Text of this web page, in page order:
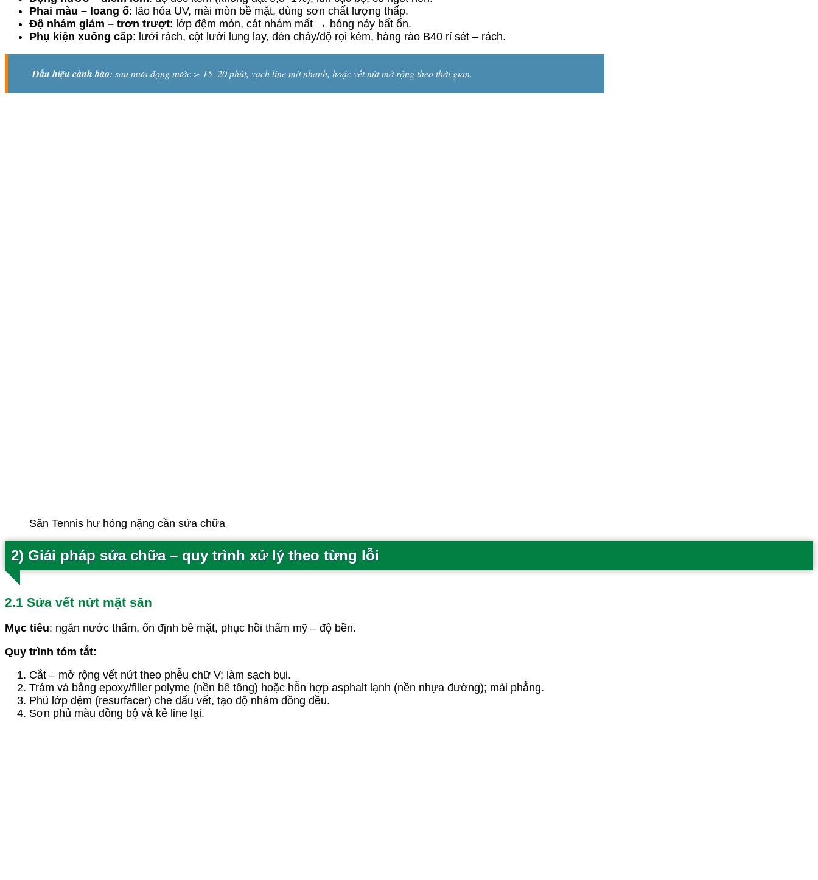
Phai màu – loang ố: lão hóa UV, mài mòn bề mặt, dùng sơn chất lượng thấp.
Độ nhám giảm – trơn trượt: lớp đệm mòn, cát nhám mất → bóng nảy bất ổn.
Phụ kiện xuống cấp: lưới rách, cột lưới lung lay, đèn cháy/độ rọi kém, hàng rào B40 rỉ sét – rách.
Dấu hiệu cảnh báo: sau mưa đọng nước > 15–20 phút, vạch line mờ nhanh, hoặc vết nứt mở rộng theo thời gian.
Sân Tennis hư hỏng nặng cần sửa chữa
2) Giải pháp sửa chữa – quy trình xử lý theo từng lỗi
2.1 Sửa vết nứt mặt sân
Mục tiêu: ngăn nước thấm, ổn định bề mặt, phục hồi thẩm mỹ – độ bền.
Quy trình tóm tắt:
Cắt – mở rộng vết nứt theo phễu chữ V; làm sạch bụi.
Trám vá bằng epoxy/filler polyme (nền bê tông) hoặc hỗn hợp asphalt lạnh (nền nhựa đường); mài phẳng.
Phủ lớp đệm (resurfacer) che dấu vết, tạo độ nhám đồng đều.
Sơn phủ màu đồng bộ và kẻ line lại.